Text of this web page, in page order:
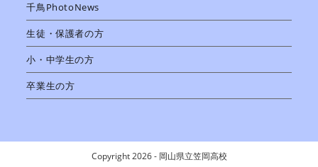
千鳥PhotoNews
生徒・保護者の方
小・中学生の方
卒業生の方
Copyright 2026 - 岡山県立笠岡高校